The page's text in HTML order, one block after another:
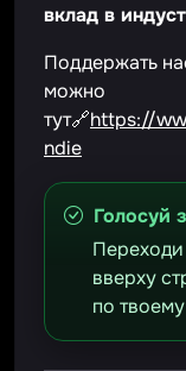
вклад в
Поддержать
можно
тут🔗https://
ndie
Голосуй
Переходи
вверху
по